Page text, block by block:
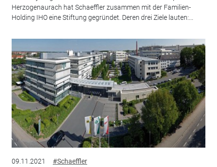
Herzogenaurach hat Schaeffler zusammen mit der Familien-
Holding IHO eine Stiftung gegründet. Deren drei Ziele lauten:...
09.11.2021 #Schaeffler